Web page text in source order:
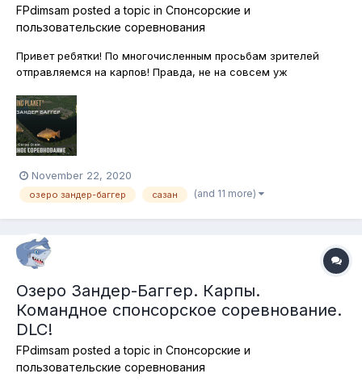
FPdimsam posted a topic in Спонсорские и
пользовательские соревнования
Привет ребятки! По многочисленным просьбам зрителей
отправляемся на карпов! Правда, не на совсем уж
проверим клёв трофейного карпа в гостеприимных водах
немецкого озера Зандер-Баггер! Можно только подставки и
садки! Куканы, лодки и каяки использ...
November 22, 2020
озеро зандер-баггер сазан (and 11 more)
Озеро Зандер-Баггер. Карпы.
Командное спонсорское соревнование.
DLC!
FPdimsam posted a topic in Спонсорские и
пользовательские соревнования